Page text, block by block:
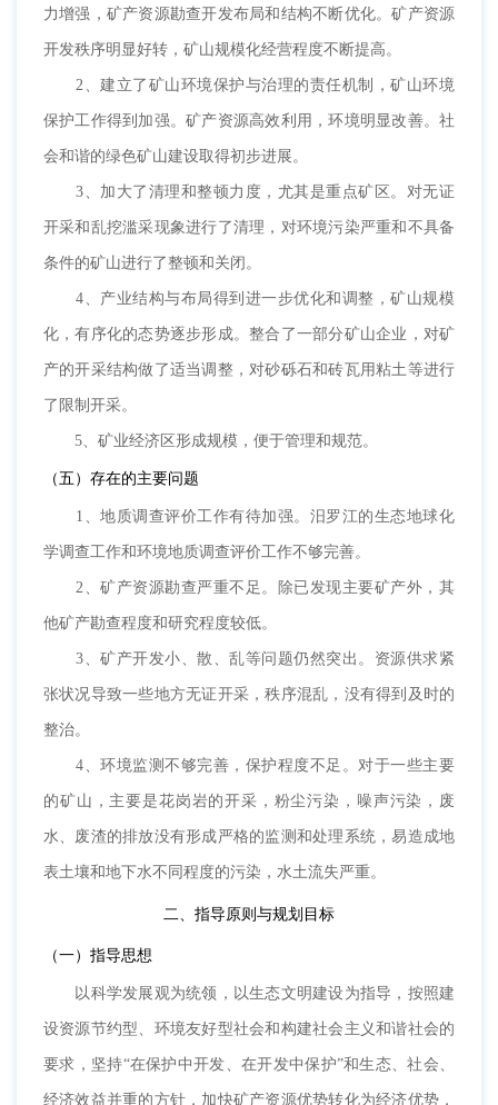
力增强，矿产资源勘查开发布局和结构不断优化。矿产资源
开发秩序明显好转，矿山规模化经营程度不断提高。
2、建立了矿山环境保护与治理的责任机制，矿山环境
保护工作得到加强。矿产资源高效利用，环境明显改善。社
会和谐的绿色矿山建设取得初步进展。
3、加大了清理和整顿力度，尤其是重点矿区。对无证
开采和乱挖滥采现象进行了清理，对环境污染严重和不具备
条件的矿山进行了整顿和关闭。
4、产业结构与布局得到进一步优化和调整，矿山规模
化，有序化的态势逐步形成。整合了一部分矿山企业，对矿
产的开采结构做了适当调整，对砂砾石和砖瓦用粘土等进行
了限制开采。
5、矿业经济区形成规模，便于管理和规范。
（五）存在的主要问题
1、地质调查评价工作有待加强。汨罗江的生态地球化
学调查工作和环境地质调查评价工作不够完善。
2、矿产资源勘查严重不足。除已发现主要矿产外，其
他矿产勘查程度和研究程度较低。
3、矿产开发小、散、乱等问题仍然突出。资源供求紧
张状况导致一些地方无证开采，秩序混乱，没有得到及时的
整治。
4、环境监测不够完善，保护程度不足。对于一些主要
的矿山，主要是花岗岩的开采，粉尘污染，噪声污染，废
水、废渣的排放没有形成严格的监测和处理系统，易造成地
表土壤和地下水不同程度的污染，水土流失严重。
二、指导原则与规划目标
（一）指导思想
以科学发展观为统领，以生态文明建设为指导，按照建
设资源节约型、环境友好型社会和构建社会主义和谐社会的
要求，坚持“在保护中开发、在开发中保护”和生态、社会、
经济效益并重的方针，加快矿产资源优势转化为经济优势，